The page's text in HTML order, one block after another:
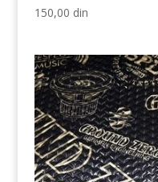
150,00 din